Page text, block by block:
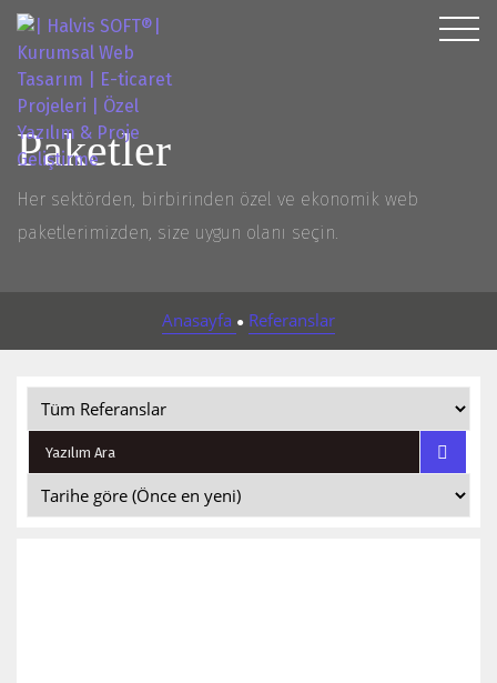
Paketler
Her sektörden, birbirinden özel ve ekonomik web
paketlerimizden, size uygun olanı seçin.
Anasayfa ● Referanslar